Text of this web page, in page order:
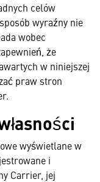
celów
wyraźny nie
wobec
że
w niniejszej
praw stron
wyświetlane w
i
Carrier, jej